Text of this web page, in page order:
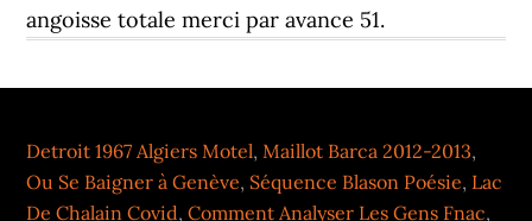
Detroit 1967 Algiers Motel,Maillot Barca 2012-2013,
Ou Se Baigner à Genève, Séquence Blason Poésie, Lac
De Chalain Covid,Comment Analyser Les Gens Fnac,